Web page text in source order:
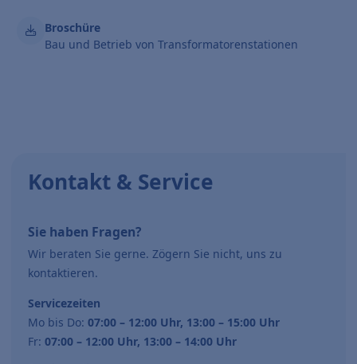
Broschüre
Bau und Betrieb von Transformatorenstationen
Kontakt & Service
Sie haben Fragen?
Wir beraten Sie gerne. Zögern Sie nicht, uns zu
kontaktieren.
Servicezeiten
Mo bis Do: 07:00 – 12:00 Uhr, 13:00 – 15:00 Uhr
Fr: 07:00 – 12:00 Uhr, 13:00 – 14:00 Uhr